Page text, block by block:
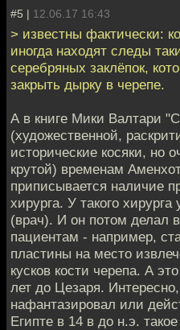
#5 | 12.06.17 16:43
> известны фактически:
иногда находят следы
серебряных заклёпок,
закрыть дырку в черепе.
А в книге Мики Валтари
(художественной,
исторические косяки, но
крутой) временам
приписывается наличие
хирурга. У такого
(врач). И он потом делал
пациентам - например,
пластины на место
кусков кости черепа. А
лет до Цезаря.
нафантазировал или
Египте в 14 в до н.э.